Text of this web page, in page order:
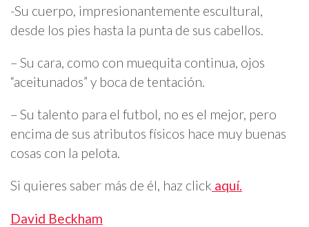
-Su cuerpo, impresionantemente escultural,
desde los pies hasta la punta de sus cabellos.
– Su cara, como con muequita continua, ojos
“aceitunados” y boca de tentación.
– Su talento para el futbol, no es el mejor, pero
encima de sus atributos físicos hace muy buenas
cosas con la pelota.
Si quieres saber más de él, haz click aquí.
David Beckham